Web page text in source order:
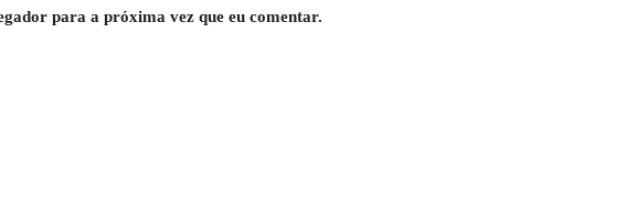
para a próxima vez que eu comentar.